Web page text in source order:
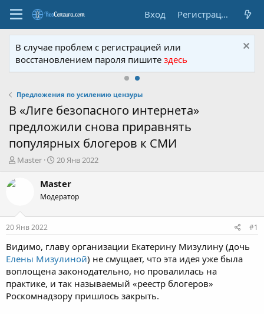
Вход Регистрация
В случае проблем с регистрацией или
восстановлением пароля пишите здесь
Предложения по усилению цензуры
В «Лиге безопасного интернета»
предложили снова приравнять
популярных блогеров к СМИ
А
е
м
ы
Master
Д
т
н
л
20 Янв 2022
Master
Модератор
20 Янв 2022 #1
Видимо, главу организации Екатерину Мизулину (дочь
Елены Мизулиной) не смущает, что эта идея уже была
воплощена законодательно, но провалилась на
практике, и так называемый «реестр блогеров»
Роскомнадзору пришлось закрыть.